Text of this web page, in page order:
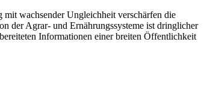
wachsender Ungleichheit verschärfen die
der Agrar- und Ernährungssysteme ist dringlicher
Informationen einer breiten Öffentlichkeit